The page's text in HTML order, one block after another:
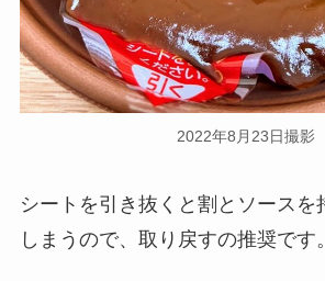
2022年8月23日撮影
シートを引き抜くと割とソースを
しまうので、取り戻すの推奨です。